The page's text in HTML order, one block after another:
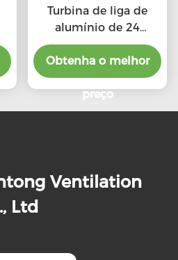
Turbina de liga de
alumínio de 24
polegadas sem
ventilador de
eletricidade
Obtenha o melhor
preço
Ventilation
Ltd